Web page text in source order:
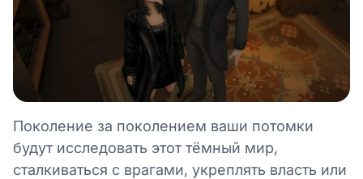
Поколение за поколением ваши потомки
будут исследовать этот тёмный мир,
сталкиваться с врагами, укреплять власть или